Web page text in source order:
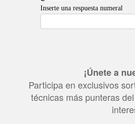
¡Únete a
Participa en exclusivos
técnicas más punteras